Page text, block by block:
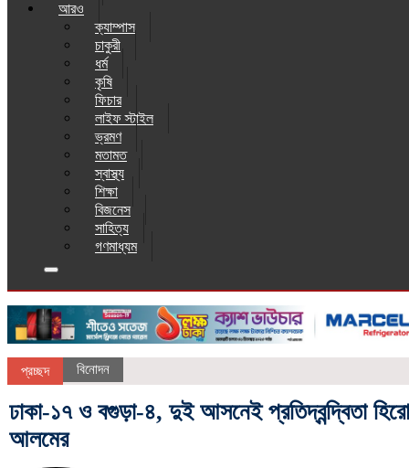
আরও
ক্যাম্পাস
চাকুরী
ধর্ম
কৃষি
ফিচার
লাইফ স্টাইল
ভ্রমণ
মতামত
স্বাস্থ্য
শিক্ষা
বিজনেস
সাহিত্য
গণমাধ্যম
প্রচ্ছদ বিনোদন
ঢাকা-১৭ ও বগুড়া-৪, দুই আসনেই প্রতিদ্বন্দ্বিতা হিরো
আলমের